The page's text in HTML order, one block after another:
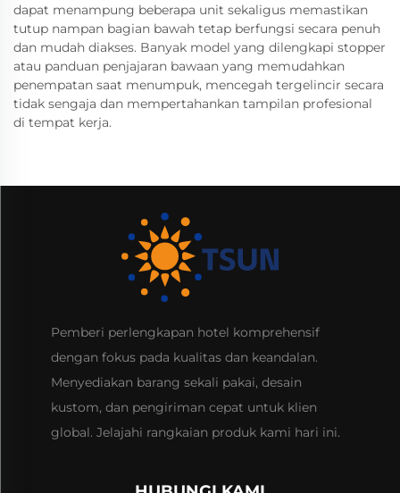
dapat menampung beberapa unit sekaligus memastikan
tutup nampan bagian bawah tetap berfungsi secara penuh
dan mudah diakses. Banyak model yang dilengkapi stopper
atau panduan penjajaran bawaan yang memudahkan
penempatan saat menumpuk, mencegah tergelincir secara
tidak sengaja dan mempertahankan tampilan profesional
di tempat kerja.
Pemberi perlengkapan hotel komprehensif
dengan fokus pada kualitas dan keandalan.
Menyediakan barang sekali pakai, desain
kustom, dan pengiriman cepat untuk klien
global. Jelajahi rangkaian produk kami hari ini.